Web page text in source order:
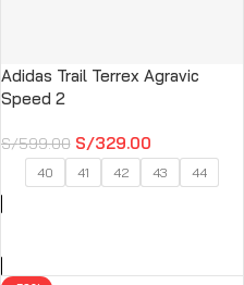
Adidas Trail Terrex Agravic
Speed ​​2
S/599.00 S/329.00
40 41 42 43 44